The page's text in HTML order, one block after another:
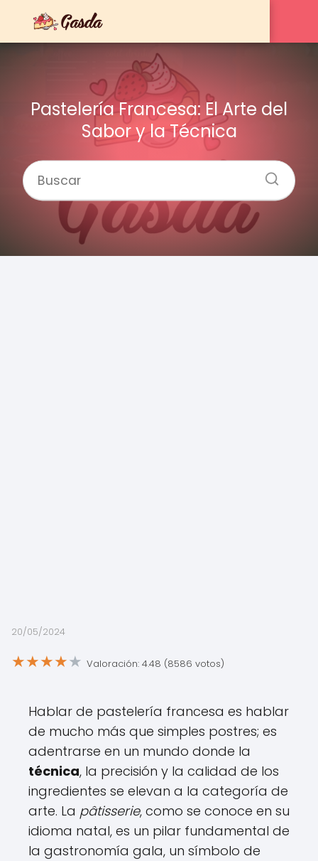
Pastelería Francesa: El Arte del
Sabor y la Técnica
20/05/2024
★★★★★ Valoración: 4.48 (8586 votos)
Hablar de pastelería francesa es hablar
de mucho más que simples postres; es
adentrarse en un mundo donde la
técnica, la precisión y la calidad de los
ingredientes se elevan a la categoría de
arte. La pâtisserie, como se conoce en su
idioma natal, es un pilar fundamental de
la gastronomía gala, un símbolo de